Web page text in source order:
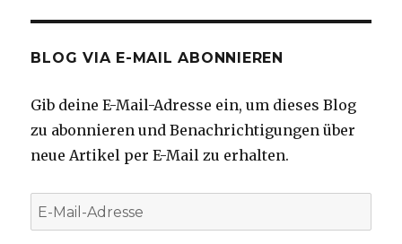
BLOG VIA E-MAIL ABONNIEREN
Gib deine E-Mail-Adresse ein, um dieses Blog
zu abonnieren und Benachrichtigungen über
neue Artikel per E-Mail zu erhalten.
E-
Mail-